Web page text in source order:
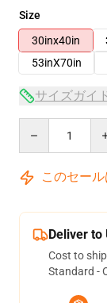
Size
30inx40in
53inX70in
サイズガイ
このセール
Deliver to
Cost to
Standard -